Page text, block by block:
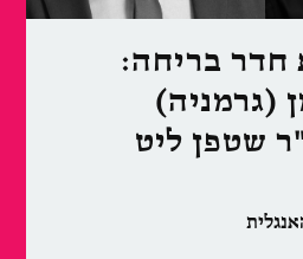
חדר בריחה:
(גרמניה)
שטפן ליט